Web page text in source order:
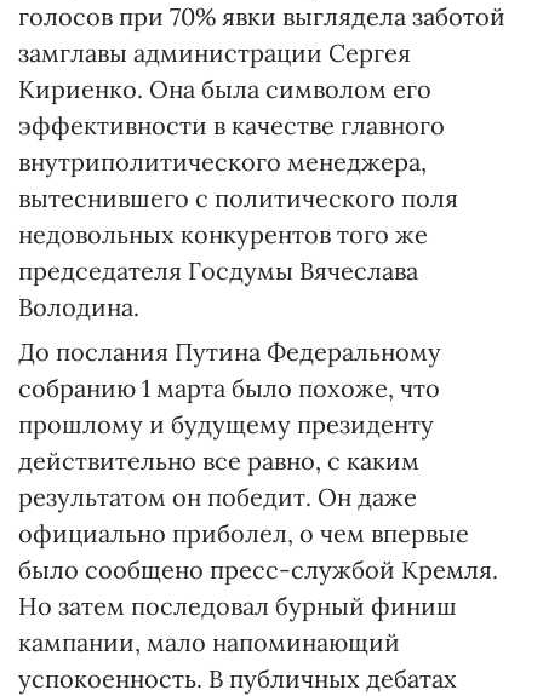
голосов при 70% явки выглядела заботой
замглавы администрации Сергея
Кириенко. Она была символом его
эффективности в качестве главного
внутриполитического менеджера,
вытеснившего с политического поля
недовольных конкурентов того же
председателя Госдумы Вячеслава
Володина.
До послания Путина Федеральному
собранию 1 марта было похоже, что
прошлому и будущему президенту
действительно все равно, с каким
результатом он победит. Он даже
официально приболел, о чем впервые
было сообщено пресс-службой Кремля.
Но затем последовал бурный финиш
кампании, мало напоминающий
успокоенность. В публичных дебатах